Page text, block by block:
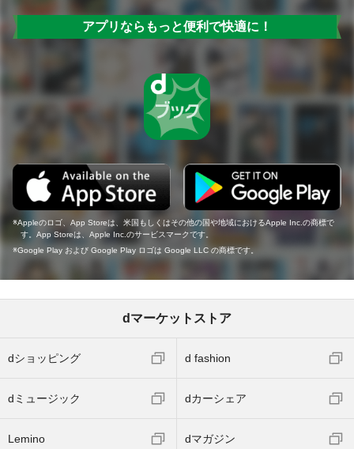
アプリならもっと便利で快適に！
Appleのロゴ、App Storeは、米国もしくはその他の国や地域におけるApple Inc.の商標で
す。App Storeは、Apple Inc.のサービスマークです。
Google Play および Google Play ロゴは Google LLC の商標です。
dマーケットストア
dショッピング d fashion
dミュージック dカーシェア
Lemino dマガジン